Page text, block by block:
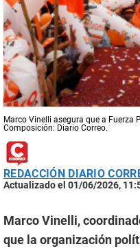
Marco Vinelli asegura que a Fuerza
Composición: Diario Correo.
REDACCIÓN DIARIO
Actualizado el 01/06/2026,
Marco Vinelli,
que la organización